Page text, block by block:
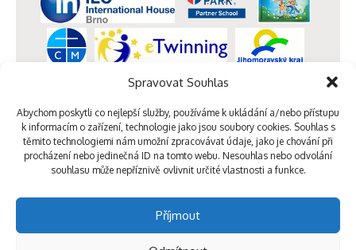
Spravovat Souhlas
Abychom poskytli co nejlepší služby, používáme k ukládání a/nebo přístupu
k informacím o zařízení, technologie jako jsou soubory cookies. Souhlas s
těmito technologiemi nám umožní zpracovávat údaje, jako je chování při
procházení nebo jedinečná ID na tomto webu. Nesouhlas nebo odvolání
souhlasu může nepříznivě ovlivnit určité vlastnosti a funkce.
Příjmout